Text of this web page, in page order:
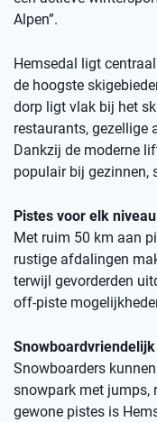
Alpen”.
Hemsedal ligt
de hoogste
dorp ligt vlak bij het
restaurants, gezellige
Dankzij de moderne
populair bij gezinnen,
Pistes voor elk
Met ruim 50 km aan
rustige afdalingen
terwijl gevorderden
off-piste
Snowboarders
snowpark met jumps,
gewone pistes is